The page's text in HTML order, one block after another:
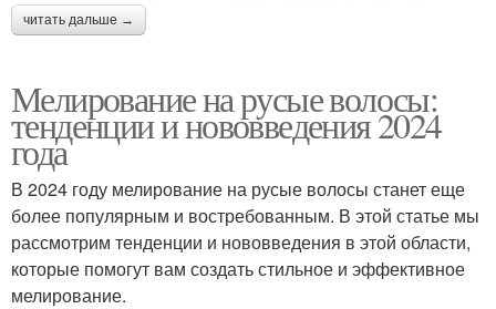
читать дальше →
Мелирование на русые волосы:
тенденции и нововведения 2024
года
В 2024 году мелирование на русые волосы станет еще
более популярным и востребованным. В этой статье мы
рассмотрим тенденции и нововведения в этой области,
которые помогут вам создать стильное и эффективное
мелирование.